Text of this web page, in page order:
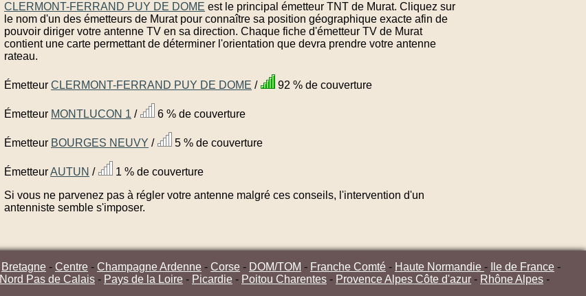
CLERMONT-FERRAND PUY DE DOME est le principal émetteur TNT de Murat. Cliquez sur
le nom d'un des émetteurs de Murat pour connaître sa position géographique exacte afin de
pouvoir diriger votre antenne TV en sa direction. Chaque fiche d'émetteur TV de Murat
contient une carte permettant de déterminer l'orientation que devra prendre votre antenne
rateau.
Émetteur CLERMONT-FERRAND PUY DE DOME / 92 % de couverture
Émetteur MONTLUCON 1 / 6 % de couverture
Émetteur BOURGES NEUVY / 5 % de couverture
ÉmetteurAUTUN /
1 % de couverture
Si vous ne parvenez pas à régler votre antenne malgré ces conseils, l'intervention d'un
antenniste semble s'imposer.
Bretagne - Centre - Champagne Ardenne - Corse - DOM/TOM - Franche Comté - Haute Normandie - Ile de France -
Nord Pas de Calais - Pays de la Loire - Picardie - Poitou Charentes - Provence Alpes Côte d'azur - Rhône Alpes -